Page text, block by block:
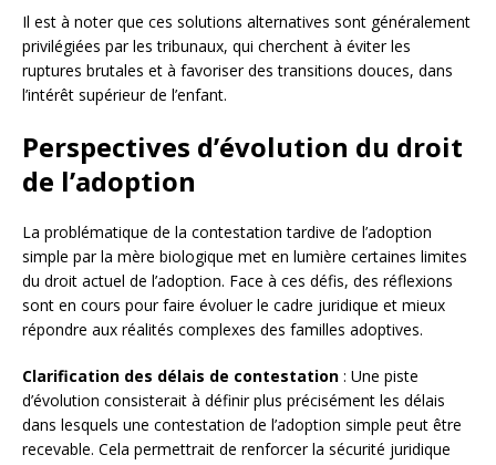
Il est à noter que ces solutions alternatives sont généralement
privilégiées par les tribunaux, qui cherchent à éviter les
ruptures brutales et à favoriser des transitions douces, dans
l’intérêt supérieur de l’enfant.
Perspectives d’évolution du droit
de l’adoption
La problématique de la contestation tardive de l’adoption
simple par la mère biologique met en lumière certaines limites
du droit actuel de l’adoption. Face à ces défis, des réflexions
sont en cours pour faire évoluer le cadre juridique et mieux
répondre aux réalités complexes des familles adoptives.
Clarification des délais de contestation : Une piste
d’évolution consisterait à définir plus précisément les délais
dans lesquels une contestation de l’adoption simple peut être
recevable. Cela permettrait de renforcer la sécurité juridique